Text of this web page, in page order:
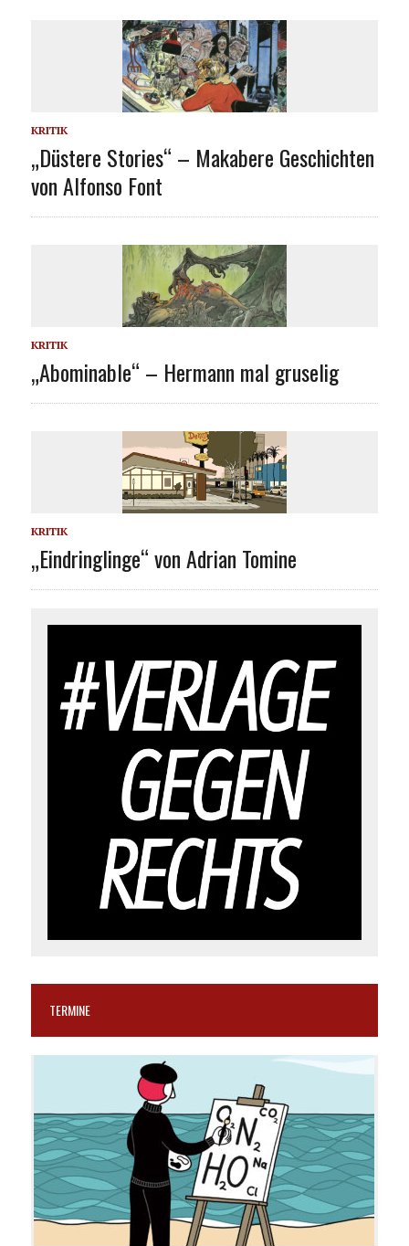
KRITIK
„Düstere Stories“ – Makabere Geschichten
von Alfonso Font
KRITIK
„Abominable“ – Hermann mal gruselig
KRITIK
„Eindringlinge“ von Adrian Tomine
TERMINE